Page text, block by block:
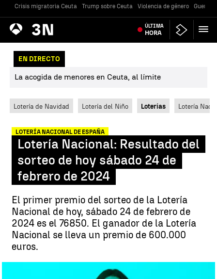
Crisis migratoria Ceuta Trump sobre Ceuta Violencia de género Guerra
Antena
3 Noticias ÚLTIMA
HORA
EN DIRECTO
La acogida de menores en Ceuta, al límite
Lotería de Navidad Lotería del Niño Loterías Lotería
LOTERÍA NACIONAL DE ESPAÑA
Lotería Nacional: Resultado del
sorteo de hoy sábado 24 de
febrero de 2024
El primer premio del sorteo de la Lotería
Nacional de hoy, sábado 24 de febrero de
2024 es el 76850. El ganador de la Lotería
Nacional se lleva un premio de 600.000
euros.